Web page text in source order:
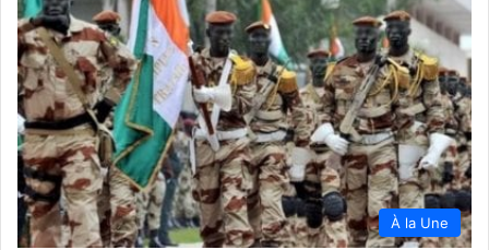
À la Une